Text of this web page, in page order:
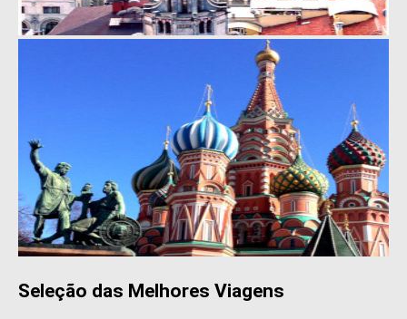
Seleção das Melhores Viagens